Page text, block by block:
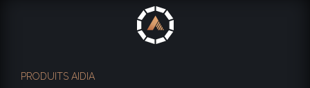
PRODUITS AIDIA